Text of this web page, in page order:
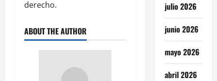
derecho.
ABOUT THE AUTHOR
julio 2026
junio 2026
mayo 2026
abril 2026